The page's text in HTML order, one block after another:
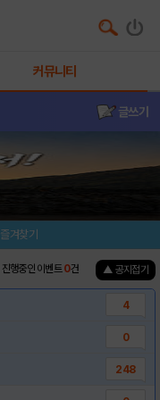
커뮤니티
글쓰기
즐겨찾기
진행중인 이벤트0건 ▲ 공지접기
4
0
248